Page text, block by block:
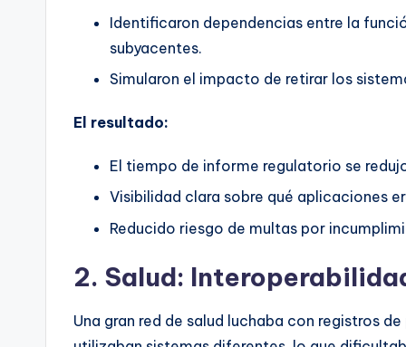
Identificaron dependencias entre la
subyacentes.
Simularon el impacto de retirar los
El resultado:
El tiempo de informe regulatorio se
Visibilidad clara sobre qué aplicaciones
Reducido riesgo de multas por
2. Salud:
Una gran red de salud luchaba con registros